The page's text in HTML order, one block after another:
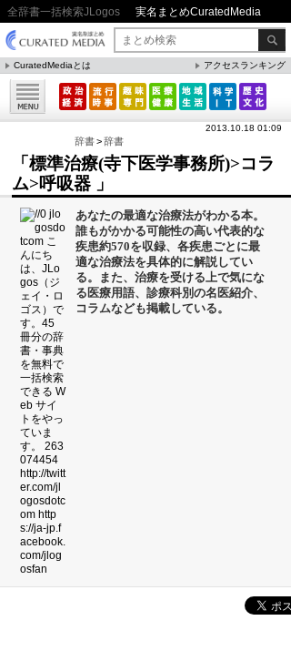
全辞書一括検索JLogos 実名まとめCuratedMedia
CuratedMediaとは アクセスランキング
「標準治療(寺下医学事務所)>コラ
ム>呼吸器 」
2013.10.18 01:09
辞書>辞書
あなたの最適な治療法がわかる本。
誰もがかかる可能性の高い代表的な
疾患約570を収録、各疾患ごとに最
適な治療法を具体的に解説してい
る。また、治療を受ける上で気にな
る医療用語、診療科別の名医紹介、
コラムなども掲載している。
ファクト・統計
方法・ノウハウ
メリット・デメリット
CafeTalk
今日は何の日(8月)
今日は何の日(9月）
「防災」関連
雲の形（十種雲形まとめ）
吉本新喜劇の歴代座長
珍獣テンレックの護身術～日本最…
前田利家は唐沢寿明だけ？まつは…
米国の情報機関(CIA、FBI…
裁判員制度の賛成・反対意見